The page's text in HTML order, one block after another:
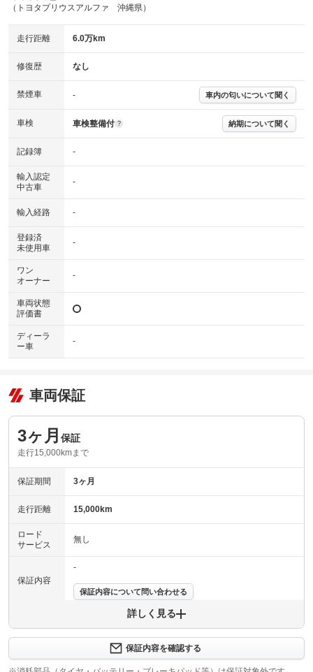
機関 主要機関に不具合はありません。
修復歴 詳細は鑑定書をご確認ください。
※グー鑑定は保証サービスではございません。購入時は必ず現車をご確認
※実際にお渡しするコンディションチェックシートにつきましては、形式
※グー鑑定の評価はあくまでも記載している鑑定日の鑑定結果となりま
す。車両情報等の詳細は各販売店へお問い合わせ下さい。
（トヨタプリウスアルファ 沖縄県）
走行距離 6.0万km
修復歴 なし
禁煙車 - 車内の匂いについて聞く
車検 車検整備付 ? 納期について聞く
記録簿 -
輸入認定
中古車
-
輸入経路 -
登録済
未使用車
-
ワン
オーナー
-
車両状態
評価書
ディーラ
ー車
-
車両保証
3ヶ月 保証
走行15,000kmまで
保証期間 3ヶ月
走行距離 15,000km
ロード
サービス
無し
保証内容
-
保証内容について問い合わせる
詳しく見る
保証内容を確認する